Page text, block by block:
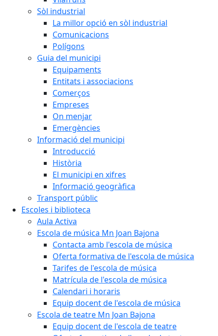
Sòl industrial
La millor opció en sòl industrial
Comunicacions
Polígons
Guia del municipi
Equipaments
Entitats i associacions
Comerços
Empreses
On menjar
Emergències
Informació del municipi
Introducció
Història
El municipi en xifres
Informació geogràfica
Transport públic
Escoles i biblioteca
Aula Activa
Escola de música Mn Joan Bajona
Contacta amb l'escola de música
Oferta formativa de l'escola de música
Tarifes de l'escola de música
Matrícula de l'escola de música
Calendari i horaris
Equip docent de l'escola de música
Escola de teatre Mn Joan Bajona
Equip docent de l'escola de teatre